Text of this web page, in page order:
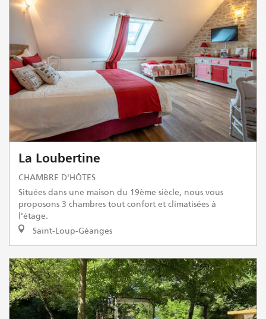
La Loubertine
CHAMBRE D'HÔTES
Situées dans une maison du 19ème siècle, nous vous
proposons 3 chambres tout confort et climatisées à
l’étage.
Saint-Loup-Géanges